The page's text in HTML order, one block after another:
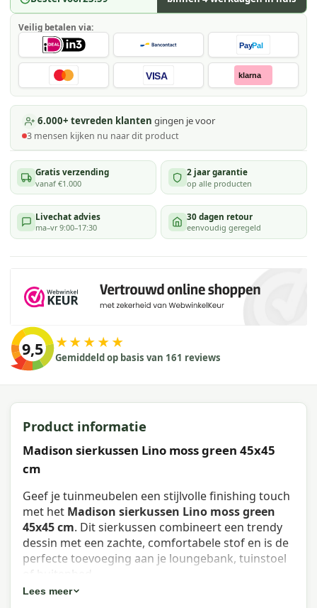
Veilig betalen via:
PayPal
VISA klarna
6.000+ tevreden klanten gingen je voor
3 mensen kijken nu naar dit product
Gratis verzending
vanaf €1.000
2 jaar garantie
op alle producten
Livechat advies
ma–vr 9:00–17:30
30 dagen retour
eenvoudig geregeld
9,5 ★★★★★
Gemiddeld op basis van 161 reviews
Product informatie
Madison sierkussen Lino moss green 45x45
cm
Geef je tuinmeubelen een stijlvolle finishing touch
met het Madison sierkussen Lino moss green
45x45 cm. Dit sierkussen combineert een trendy
dessin met een zachte, comfortabele stof en is de
perfecte toevoeging aan je loungebank, tuinstoel
of buitenbed.
Lees meer